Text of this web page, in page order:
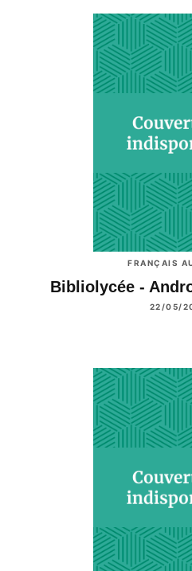
FRANÇAIS
Bibliolycée -
22/05/